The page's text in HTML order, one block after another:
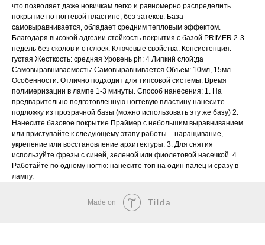
что позволяет даже новичкам легко и равномерно распределить
покрытие по ногтевой пластине, без затеков. База
самовыравнивается, обладает средним тепловым эффектом.
Благодаря высокой адгезии стойкость покрытия с базой PRIMER 2-3
недель без сколов и отслоек. Ключевые свойства: Консистенция:
густая Жесткость: средняя Уровень ph: 4 Липкий слой:да
Самовыравниваемость: Самовыравнивается Объем: 10мл, 15мл
Особенности: Отлично подходит для типсовой системы. Время
полимеризации в лампе 1-3 минуты. Способ нанесения: 1. На
предварительно подготовленную ногтевую пластину нанесите
подложку из прозрачной базы (можно использовать эту же базу) 2.
Нанесите базовое покрытие Праймер с небольшим выравниванием
или приступайте к следующему этапу работы – наращивание,
укрепение или восстановление архитектуры. 3. Для снятия
используйте фрезы с синей, зеленой или фиолетовой насечкой. 4.
Работайте по одному ногтю: нанесите топ на один палец и сразу в
лампу.
Made on Tilda